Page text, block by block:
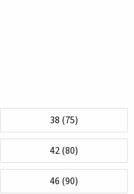
38 (75)
42 (80)
46 (90)